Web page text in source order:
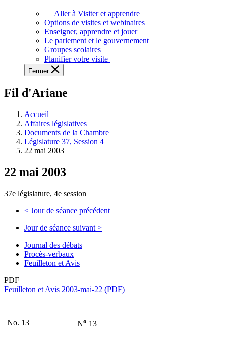
voir,
apprendre
et
à
à
législative.
Aller à Visiter et apprendre
Options de visites et webinaires
Enseigner, apprendre et jouer
Le parlement et le gouvernement
Groupes scolaires
Planifier votre visite
Fermer
Fil d'Ariane
Accueil
Affaires législatives
Documents de la Chambre
Législature 37, Session 4
22 mai 2003
22 mai 2003
37e législature, 4e session
< Jour de séance précédent
Jour de séance suivant >
Journal des débats
Procès-verbaux
Feuilleton et Avis
PDF
Feuilleton et Avis 2003-mai-22 (PDF)
No. 13 No 13